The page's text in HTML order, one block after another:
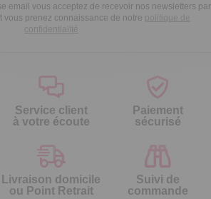
email vous acceptez de recevoir nos newsletters par
vous prenez connaissance de notre politique de
confidentialité
Service client
à votre écoute
Paiement
sécurisé
Livraison domicile
ou Point Retrait
Suivi de
commande